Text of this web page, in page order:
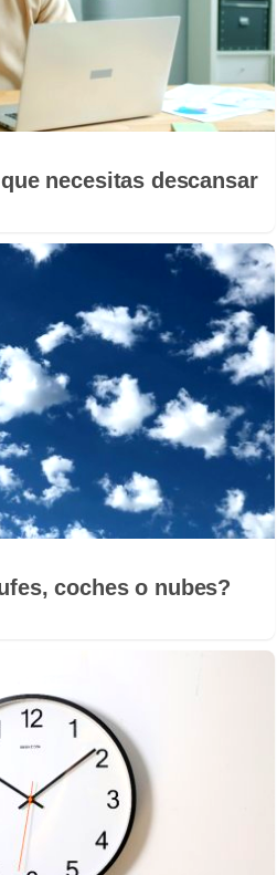
necesitas descansar
coches o nubes?